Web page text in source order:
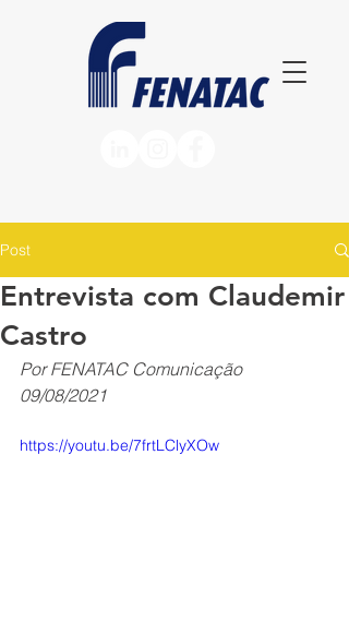
Post
Entrevista com Claudemir
Castro
Por FENATAC Comunicação
09/08/2021
https://youtu.be/7frtLClyXOw